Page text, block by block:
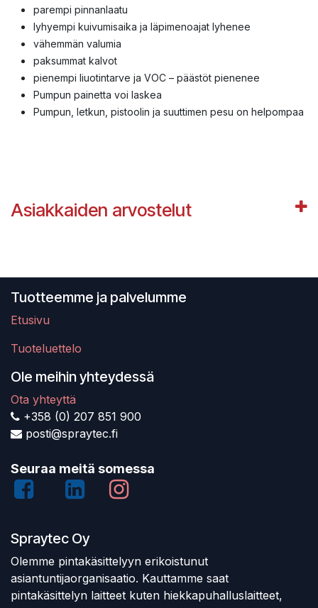
parempi pinnanlaatu
lyhyempi kuivumisaika ja läpimenoajat lyhenee
vähemmän valumia
paksummat kalvot
pienempi liuotintarve ja VOC – päästöt pienenee
Pumpun painetta voi laskea
Pumpun, letkun, pistoolin ja suuttimen pesu on helpompaa
Asiakkaiden arvostelut
Tuotteemme ja palvelumme
Etusivu
Tuoteluettelo
Ole meihin yhteydessä
Ota yhteyttä
+358 (0) 207 851 900
posti@spraytec.fi
Seuraa meitä somessa
Spraytec Oy
Olemme pintakäsittelyyn erikoistunut
asiantuntijaorganisaatio. Kauttamme saat
pintakäsittelyn laitteet kuten hiekkapuhalluslaitteet,